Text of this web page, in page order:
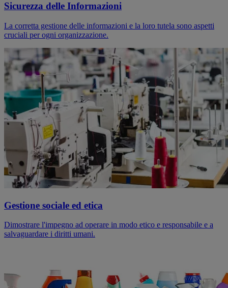
Sicurezza delle Informazioni
La corretta gestione delle informazioni e la loro tutela sono aspetti
cruciali per ogni organizzazione.
Gestione sociale ed etica
Dimostrare l'impegno ad operare in modo etico e responsabile e a
salvaguardare i diritti umani.